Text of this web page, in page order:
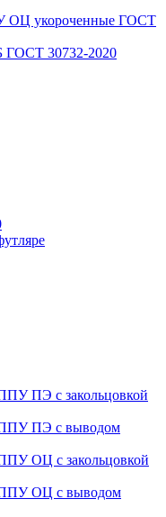
ОЦ укороченные ГОСТ
30732-2020
ПЭ с закольцовкой
ППУ ПЭ с выводом
ОЦ с закольцовкой
ППУ ОЦ с выводом